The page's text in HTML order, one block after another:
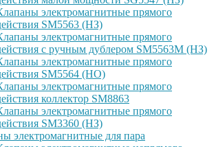
электромагнитные прямого
SM5563 (НЗ)
электромагнитные прямого
с ручным дублером SM5563M (НЗ)
электромагнитные прямого
SM5564 (НО)
электромагнитные прямого
коллектор SM8863
электромагнитные прямого
SM3360 (НЗ)
электромагнитные для пара